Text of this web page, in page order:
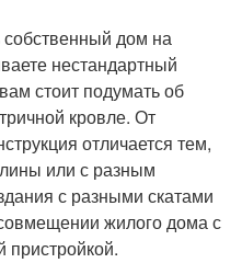
дом на
нестандартный
стоит подумать об
кровле. От
отличается тем,
или с разным
с разными скатами
жилого дома с
пристройкой.